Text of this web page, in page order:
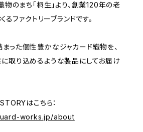
のまち「桐生」より、創業120年の老
ファクトリーブランドです。
った個性豊かなジャカード織物を、
取り込めるような製品にしてお届け
はこちら：
works.jp/about